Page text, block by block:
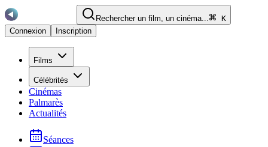
Rechercher un film, un cinéma...
K
Connexion
Inscription
Films
Célébrités
Cinémas
Palmarès
Actualités
Séances